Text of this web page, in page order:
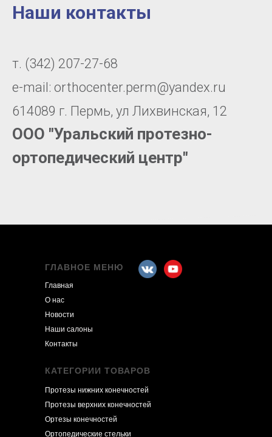
Наши контакты
т. (342) 207-27-68
e-mail: orthocenter.perm@yandex.ru
614089 г. Пермь, ул Лихвинская, 12
OOO "Уральский протезно-
ортопедический центр"
ГЛАВНОЕ МЕНЮ
Главная
О нас
Новости
Наши салоны
Контакты
КАТЕГОРИИ ТОВАРОВ
Протезы нижних конечностей
Протезы верхних конечностей
Ортезы конечностей
Ортопедические стельки